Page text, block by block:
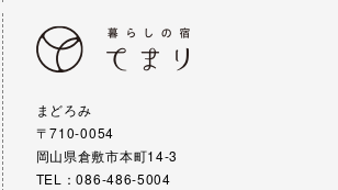
まどろみ
〒710-0054
岡山県倉敷市本町14-3
TEL：086-486-5004